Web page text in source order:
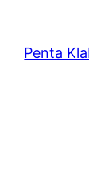
Penta